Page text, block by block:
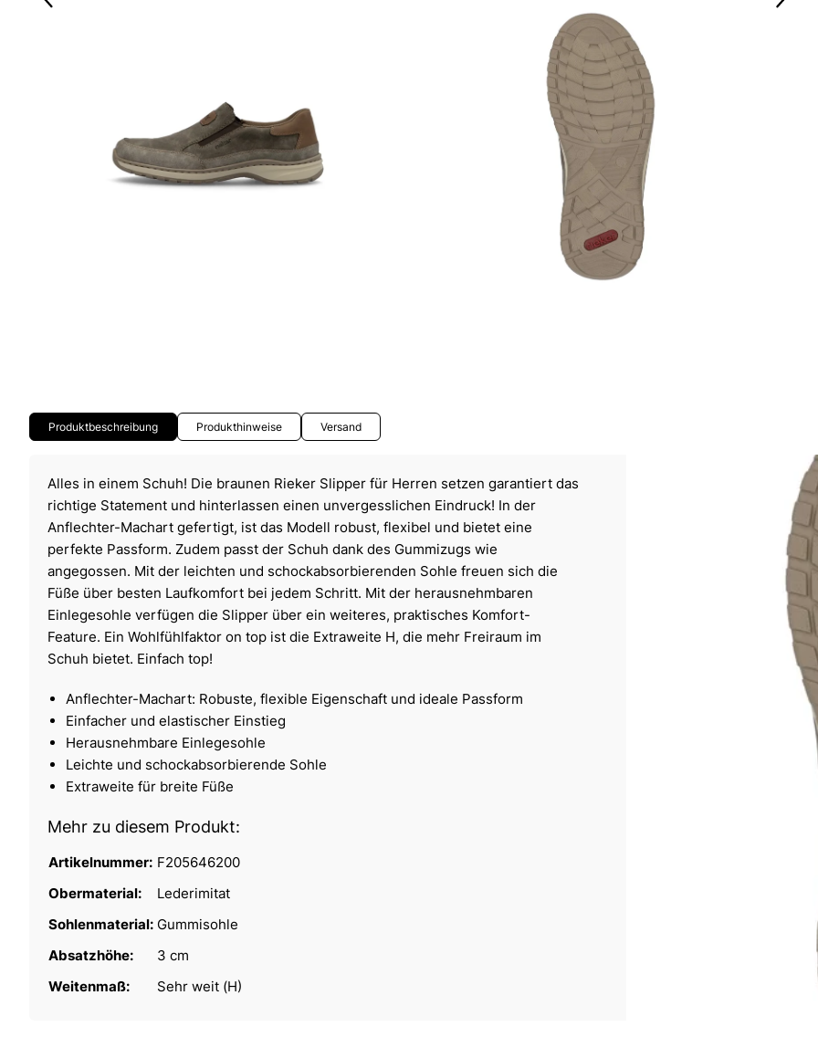
Produktbeschreibung Produkthinweise Versand
Alles in einem Schuh! Die braunen Rieker Slipper für Herren setzen garantiert das
richtige Statement und hinterlassen einen unvergesslichen Eindruck! In der
Anflechter-Machart gefertigt, ist das Modell robust, flexibel und bietet eine
perfekte Passform. Zudem passt der Schuh dank des Gummizugs wie
angegossen. Mit der leichten und schockabsorbierenden Sohle freuen sich die
Füße über besten Laufkomfort bei jedem Schritt. Mit der herausnehmbaren
Einlegesohle verfügen die Slipper über ein weiteres, praktisches Komfort-
Feature. Ein Wohlfühlfaktor on top ist die Extraweite H, die mehr Freiraum im
Schuh bietet. Einfach top!
Anflechter-Machart: Robuste, flexible Eigenschaft und ideale Passform
Einfacher und elastischer Einstieg
Herausnehmbare Einlegesohle
Leichte und schockabsorbierende Sohle
Extraweite für breite Füße
Mehr zu diesem Produkt:
Artikelnummer: F205646200
Obermaterial:
Lederimitat
Sohlenmaterial: Gummisohle
Absatzhöhe:
3 cm
Weitenmaß:
Sehr weit (H)